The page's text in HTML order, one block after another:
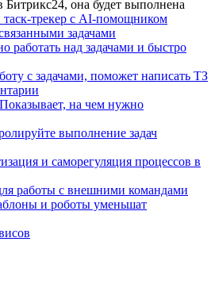
Битрикс24, она будет выполнена
трекер с AI-помощником
задачами
работать над задачами и быстро
с задачами, поможет написать ТЗ
Показывает, на чем нужно
выполнение задач
и саморегуляция процессов в
работы с внешними командами
и роботы уменьшат